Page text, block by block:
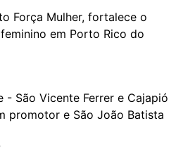
Força Mulher, fortalece o
em Porto Rico do
- São Vicente Ferrer e Cajapió
promotor e São João Batista